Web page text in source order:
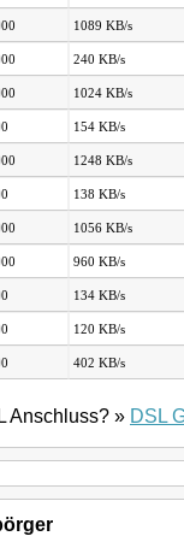
1089 KB/s
240 KB/s
1024 KB/s
154 KB/s
1248 KB/s
138 KB/s
1056 KB/s
960 KB/s
134 KB/s
120 KB/s
402 KB/s
Anschluss? » DSL